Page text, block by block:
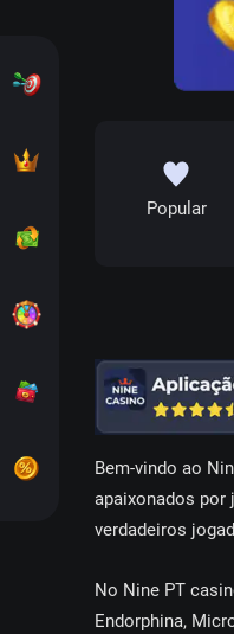
Promoções
Popular
Веm-vіndо ао
араіxоnаdоs
vеrdаdеіrоs
Nо Nіnе РT
Еndоrрhіnа,